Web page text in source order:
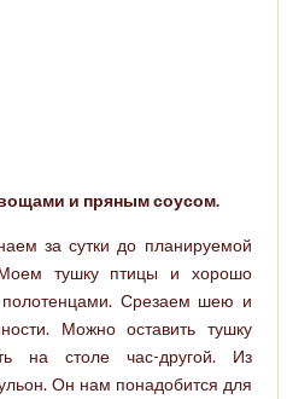
и пряным соусом.
за сутки до планируемой
тушку птицы и хорошо
Срезаем шею и
Можно оставить тушку
на столе час-другой. Из
Он нам понадобится для